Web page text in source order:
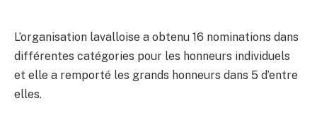
L’organisation lavalloise a obtenu 16 nominations dans
différentes catégories pour les honneurs individuels
et elle a remporté les grands honneurs dans 5 d’entre
elles.